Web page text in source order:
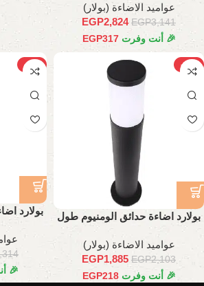
عواميد الاضاءة (بولار)
EGP3,141
EGP2,824
🎉 أنت وفرت EGP317
-10%
بولارد اضاءة حدائق الومنيوم طول
عواميد الاضاءة (بولار)
EGP2,103
EGP1,885
🎉 أنت وفرت EGP218
-11%
بولارد
🎉